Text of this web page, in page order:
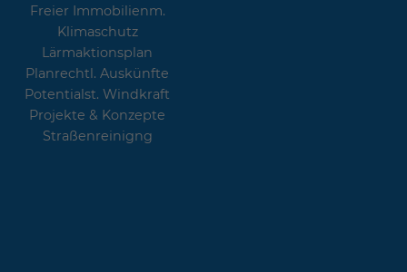
Freier Immobilienm.
Klimaschutz
Lärmaktionsplan
Planrechtl. Auskünfte
Potentialst. Windkraft
Projekte & Konzepte
Straßenreinigng